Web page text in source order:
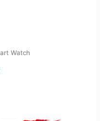
Watch